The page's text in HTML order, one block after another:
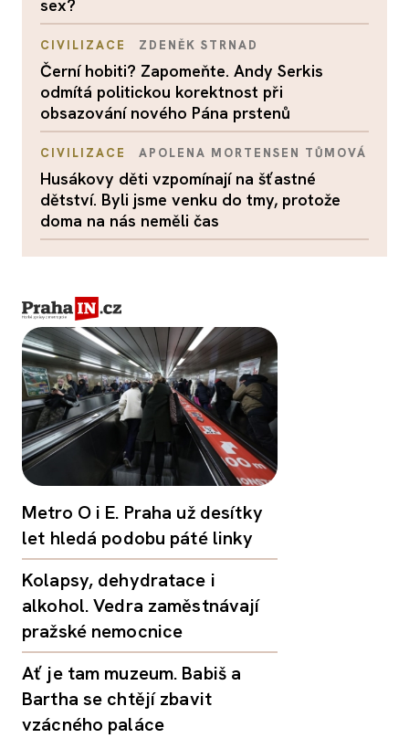
sex?
CIVILIZACE ZDENĚK STRNAD
Černí hobiti? Zapomeňte. Andy Serkis
odmítá politickou korektnost při
obsazování nového Pána prstenů
CIVILIZACE APOLENA MORTENSEN TŮMOVÁ
Husákovy děti vzpomínají na šťastné
dětství. Byli jsme venku do tmy, protože
doma na nás neměli čas
Metro O i E. Praha už desítky
let hledá podobu páté linky
Kolapsy, dehydratace i
alkohol. Vedra zaměstnávají
pražské nemocnice
Ať je tam muzeum. Babiš a
Bartha se chtějí zbavit
vzácného paláce